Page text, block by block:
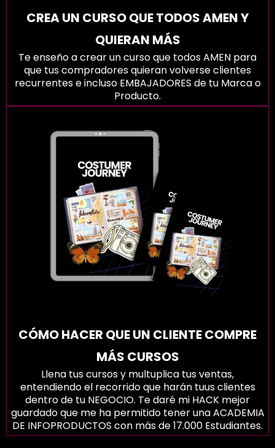
CREA UN CURSO QUE TODOS AMEN Y
QUIERAN MÁS
Te enseño a crear un curso que todos AMEN para
que tus compradores quieran volverse clientes
recurrentes e incluso EMBAJADORES de tu Marca o
Producto.
CÓMO HACER QUE UN CLIENTE COMPRE
MÁS CURSOS
Llena tus cursos y multuplica tus ventas,
entendiendo el recorrido que harán tuus clientes
dentro de tu NEGOCIO. Te daré mi HACK mejor
guardado que me ha permitido tener una ACADEMIA
DE INFOPRODUCTOS con más de 17.000 Estudiantes.